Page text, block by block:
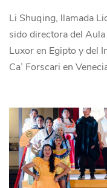
Li Shuqing, llamada
sido directora del
Luxor en Egipto y del
Ca’ Forscari en